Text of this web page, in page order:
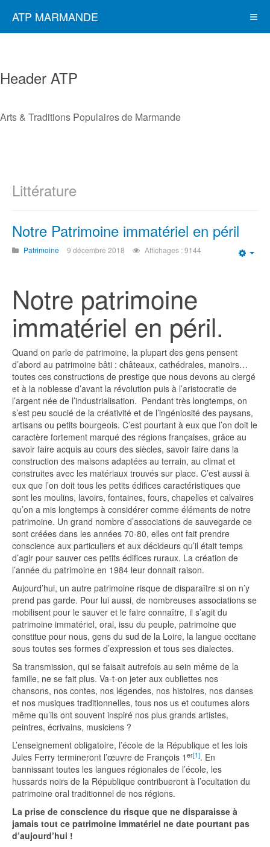
ATP MARMANDE
Header ATP
Arts & Traditions Populaires de Marmande
Littérature
Notre Patrimoine immatériel en péril
Patrimoine 9 décembre 2018 Affichages : 9144
Notre patrimoine
immatériel en péril.
Quand on parle de patrimoine, la plupart des gens pensent
d’abord au patrimoine bâti : châteaux, cathédrales, manoirs…
toutes ces constructions de prestige que nous devons au clergé
et à la noblesse d’avant la révolution puis à l’aristocratie de
l’argent née de l’industrialisation. Pendant très longtemps, on
s’est peu soucié de la créativité et de l’ingéniosité des paysans,
artisans ou petits bourgeois. C’est pourtant à eux que l’on doit le
caractère fortement marqué des régions françaises, grâce au
savoir faire acquis au cours des siècles, savoir faire dans la
construction des maisons adaptées au terrain, au climat et
construites avec les matériaux trouvés sur place. C’est aussi à
eux que l’on doit tous les petits édifices caractéristiques que
sont les moulins, lavoirs, fontaines, fours, chapelles et calvaires
qu’on a mis longtemps à considérer comme éléments de notre
patrimoine. Un grand nombre d’associations de sauvegarde ce
sont créées dans les années 70-80, elles ont fait prendre
conscience aux particuliers et aux décideurs qu’il était temps
d’agir pour sauver ces petits édifices ruraux. La création de
l’année du patrimoine en 1984 leur donnait raison.
Aujourd’hui, un autre patrimoine risque de disparaître si on n’y
prend pas garde. Pour lui aussi, de nombreuses associations se
mobilisent pour le sauver et le faire connaître, il s’agit du
patrimoine immatériel, oral, issu du peuple, patrimoine que
constitue pour nous, gens du sud de la Loire, la langue occitane
sous toutes ses formes d’expression et tous ses dialectes.
Sa transmission, qui se faisait autrefois au sein même de la
famille, ne se fait plus. Va-t-on jeter aux oubliettes nos
chansons, nos contes, nos légendes, nos histoires, nos danses
et nos musiques traditionnelles, tous nos us et coutumes alors
même qu’ils ont souvent inspiré nos plus grands artistes,
peintres, écrivains, musiciens ?
L’enseignement obligatoire, l’école de la République et les lois
Jules Ferry termineront l’œuvre de François 1 er[1]. En
bannissant toutes les langues régionales de l’école, les
hussards noirs de la République contribueront à l’ocultation du
patrimoine oral traditionnel de nos régions.
La prise de conscience du risque que ne disparaisse à
jamais tout ce patrimoine immatériel ne date pourtant pas
d’aujourd’hui !